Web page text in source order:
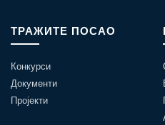
ТРАЖИТЕ ПОСАО
Конкурси
Документи
Пројекти